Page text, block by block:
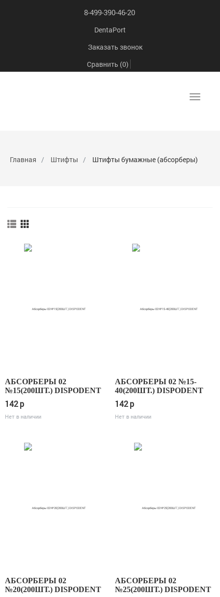
8-499-390-46-20
DentaPort
Заказать звонок
Сравнить (0)
Toggle
Главная Штифты Штифты бумажные (абсорберы)
АБСОРБЕРЫ 02
№15(200ШТ.) DISPODENT
142p
Нет в наличии
АБСОРБЕРЫ 02 №15-
40(200ШТ.) DISPODENT
142p
Нет в наличии
АБСОРБЕРЫ 02
№20(200ШТ.) DISPODENT
АБСОРБЕРЫ 02
№25(200ШТ.) DISPODENT